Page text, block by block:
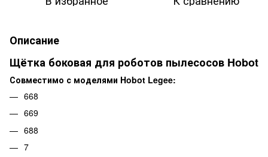
Описание
Щётка боковая для роботов пылесосов Hobot
Совместимо с моделями Hobot Legee:
668
669
688
7